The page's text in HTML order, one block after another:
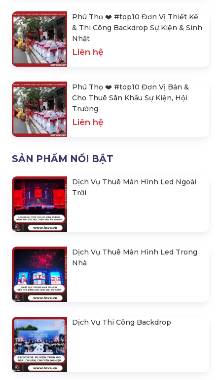
Phú Thọ ❤️️ #top10 Đơn Vị Thiết Kế
& Thi Công Backdrop Sự Kiện & Sinh
Nhật
Liên hệ
Phú Thọ ❤️️ #top10 Đơn Vị Bán &
Cho Thuê Sân Khấu Sự Kiện, Hội
Trường
Liên hệ
SẢN PHẨM NỔI BẬT
Dịch Vụ Thuê Màn Hình Led Ngoài
Trời
Dịch Vụ Thuê Màn Hình Led Trong
Nhà
Dịch Vụ Thi Công Backdrop